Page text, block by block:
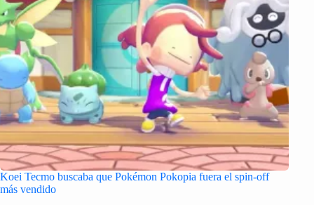
Koei Tecmo buscaba que Pokémon Pokopia fuera el spin-off
más vendido